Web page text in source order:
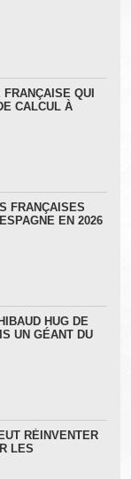
QUI
CALCUL À
FRANÇAISES
EN 2026
HUG DE
UN GÉANT DU
RÉINVENTER
LES